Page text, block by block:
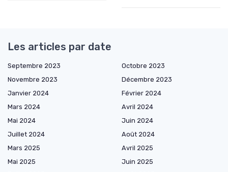
Les articles par date
Septembre 2023
Octobre 2023
Novembre 2023
Décembre 2023
Janvier 2024
Février 2024
Mars 2024
Avril 2024
Mai 2024
Juin 2024
Juillet 2024
Août 2024
Mars 2025
Avril 2025
Mai 2025
Juin 2025